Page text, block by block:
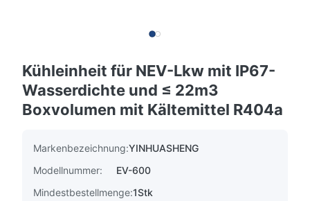
Kühleinheit für NEV-Lkw mit IP67-
Wasserdichte und ≤ 22m3
Boxvolumen mit Kältemittel R404a
Markenbezeichnung:YINHUASHENG
Modellnummer:
EV-600
Mindestbestellmenge:1Stk